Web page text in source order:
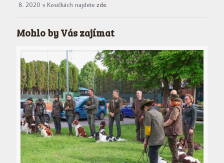
8. 2020 v Kosičkách najdete zde.
Mohlo by Vás zajímat